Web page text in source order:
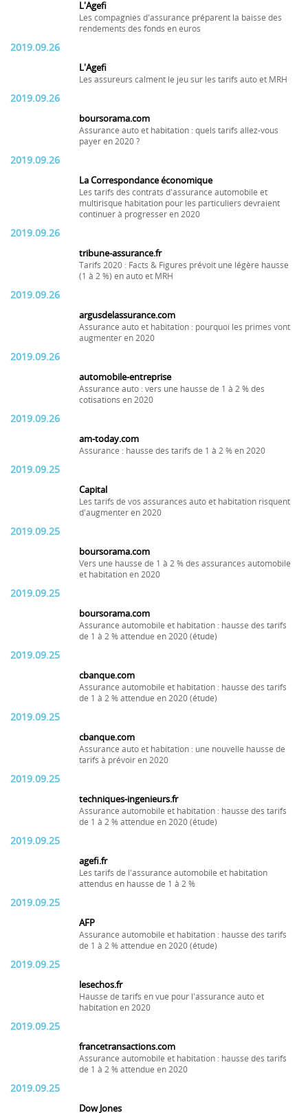
L'Agefi
Les compagnies d'assurance préparent la baisse des
rendements des fonds en euros
2019.09.26
L'Agefi
Les assureurs calment le jeu sur les tarifs auto et MRH
2019.09.26
boursorama.com
Assurance auto et habitation : quels tarifs allez-vous
payer en 2020 ?
2019.09.26
La Correspondance économique
Les tarifs des contrats d'assurance automobile et
multirisque habitation pour les particuliers devraient
continuer à progresser en 2020
2019.09.26
tribune-assurance.fr
Tarifs 2020 : Facts & Figures prévoit une légère hausse
(1 à 2 %) en auto et MRH
2019.09.26
argusdelassurance.com
Assurance auto et habitation : pourquoi les primes vont
augmenter en 2020
2019.09.26
automobile-entreprise
Assurance auto : vers une hausse de 1 à 2 % des
cotisations en 2020
2019.09.26
am-today.com
Assurance : hausse des tarifs de 1 à 2 % en 2020
2019.09.25
Capital
Les tarifs de vos assurances auto et habitation risquent
d'augmenter en 2020
2019.09.25
boursorama.com
Vers une hausse de 1 à 2 % des assurances automobile
et habitation en 2020
2019.09.25
boursorama.com
Assurance automobile et habitation : hausse des tarifs
de 1 à 2 % attendue en 2020 (étude)
2019.09.25
cbanque.com
Assurance automobile et habitation : hausse des tarifs
de 1 à 2 % attendue en 2020 (étude)
2019.09.25
cbanque.com
Assurance auto et habitation : une nouvelle hausse de
tarifs à prévoir en 2020
2019.09.25
techniques-ingenieurs.fr
Assurance automobile et habitation : hausse des tarifs
de 1 à 2 % attendue en 2020 (étude)
2019.09.25
agefi.fr
Les tarifs de l'assurance automobile et habitation
attendus en hausse de 1 à 2 %
2019.09.25
AFP
Assurance automobile et habitation : hausse des tarifs
de 1 à 2 % attendue en 2020 (étude)
2019.09.25
lesechos.fr
Hausse de tarifs en vue pour l'assurance auto et
habitation en 2020
2019.09.25
francetransactions.com
Assurance automobile et habitation : hausse des tarifs
de 1 à 2 % attendue en 2020
2019.09.25
Dow Jones